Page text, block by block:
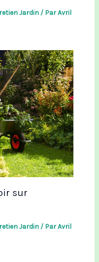
Jardin/ ParAvril
sur
Jardin/ ParAvril